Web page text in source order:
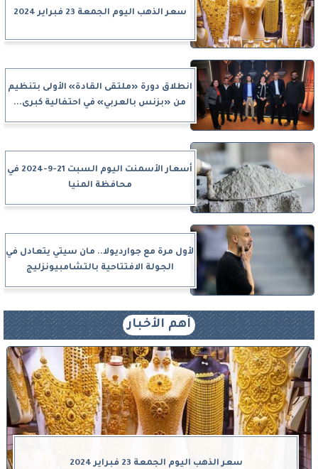
سعر الذهب اليوم الجمعة 23 فبراير 2024
انطلاق دورة «ملتقى القادة» الأولى بتنظيم
من «بزنس بالعربي» في احتفالية كبرى...
أسعار الأسمنت اليوم السبت 21-9-2024 في
محافظة المنيا
لأول مرة مع جوارديولا.. مان سيتي يتعادل في
الجولة الافتتاحية بالتشامبيونزليج
أهم الأخبار
سعر الذهب اليوم الجمعة 23 فبراير 2024